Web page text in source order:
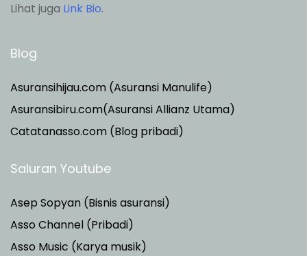
Lihat juga Link Bio.
Blog
Asuransihijau.com (Asuransi Manulife)
Asuransibiru.com(Asuransi Allianz Utama)
Catatanasso.com (Blog pribadi)
Saluran Youtube
Asep Sopyan (Bisnis asuransi)
Asso Channel (Pribadi)
Asso Music (Karya musik)